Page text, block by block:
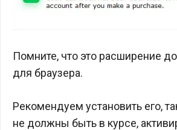
Помните, что это расширение
для браузера.
Рекомендуем установить его,
не должны быть в курсе,